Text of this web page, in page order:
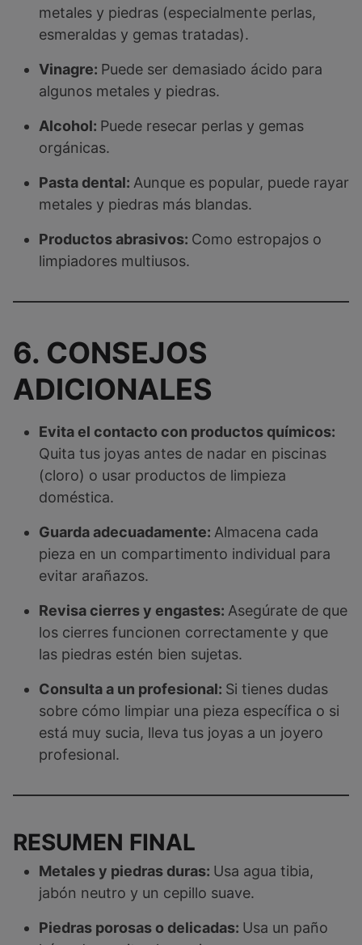
metales y piedras (especialmente perlas,
esmeraldas y gemas tratadas).
Vinagre: Puede ser demasiado ácido para
algunos metales y piedras.
Alcohol: Puede resecar perlas y gemas
orgánicas.
Pasta dental: Aunque es popular, puede rayar
metales y piedras más blandas.
Productos abrasivos: Como estropajos o
limpiadores multiusos.
6. CONSEJOS
ADICIONALES
Evita el contacto con productos químicos:
Quita tus joyas antes de nadar en piscinas
(cloro) o usar productos de limpieza
doméstica.
Guarda adecuadamente: Almacena cada
pieza en un compartimento individual para
evitar arañazos.
Revisa cierres y engastes: Asegúrate de que
los cierres funcionen correctamente y que
las piedras estén bien sujetas.
Consulta a un profesional: Si tienes dudas
sobre cómo limpiar una pieza específica o si
está muy sucia, lleva tus joyas a un joyero
profesional.
RESUMEN FINAL
Metales y piedras duras: Usa agua tibia,
jabón neutro y un cepillo suave.
Piedras porosas o delicadas: Usa un paño